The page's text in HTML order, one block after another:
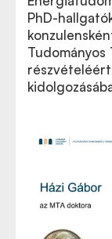
PhD-
Tudományos